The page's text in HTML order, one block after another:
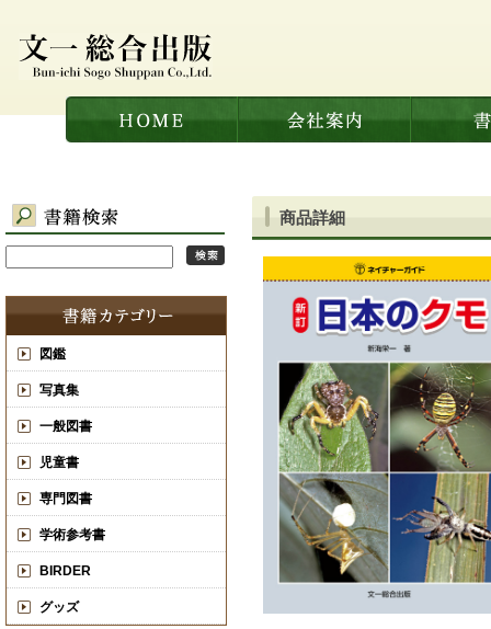
図鑑
写真集
一般図書
児童書
専門図書
学術参考書
BIRDER
グッズ
商品詳細